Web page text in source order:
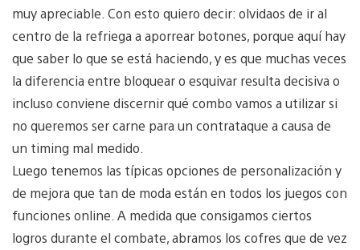
muy apreciable. Con esto quiero decir: olvidaos de ir al
centro de la refriega a aporrear botones, porque aquí hay
que saber lo que se está haciendo, y es que muchas veces
la diferencia entre bloquear o esquivar resulta decisiva o
incluso conviene discernir qué combo vamos a utilizar si
no queremos ser carne para un contrataque a causa de
un timing mal medido.
Luego tenemos las típicas opciones de personalización y
de mejora que tan de moda están en todos los juegos con
funciones online. A medida que consigamos ciertos
logros durante el combate, abramos los cofres que de vez